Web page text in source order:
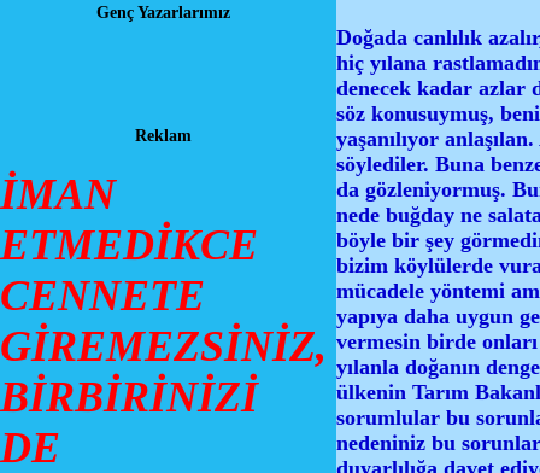
Genç Yazarlarımız
Reklam
İMAN
ETMEDİKCE
CENNETE
GİREMEZSİNİZ,
BİRBİRİNİZİ
DE
Doğada canlılık
hiç yılana
denecek kadar azlar
söz konusuymuş,
yaşanılıyor
söylediler. Buna
da gözleniyormuş.
nede buğday ne
böyle bir şey
bizim köylülerde
mücadele yöntemi
yapıya daha uygun
vermesin birde
yılanla doğanın
ülkenin Tarım
sorumlular bu
nedeniniz bu
duyarlılığa davet